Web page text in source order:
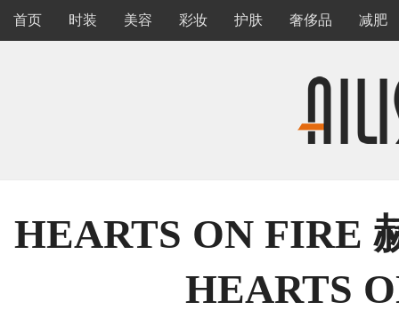
首页 时装 美容 彩妆 护肤 奢侈品 减肥
HEARTS ON FIRE
HEARTS